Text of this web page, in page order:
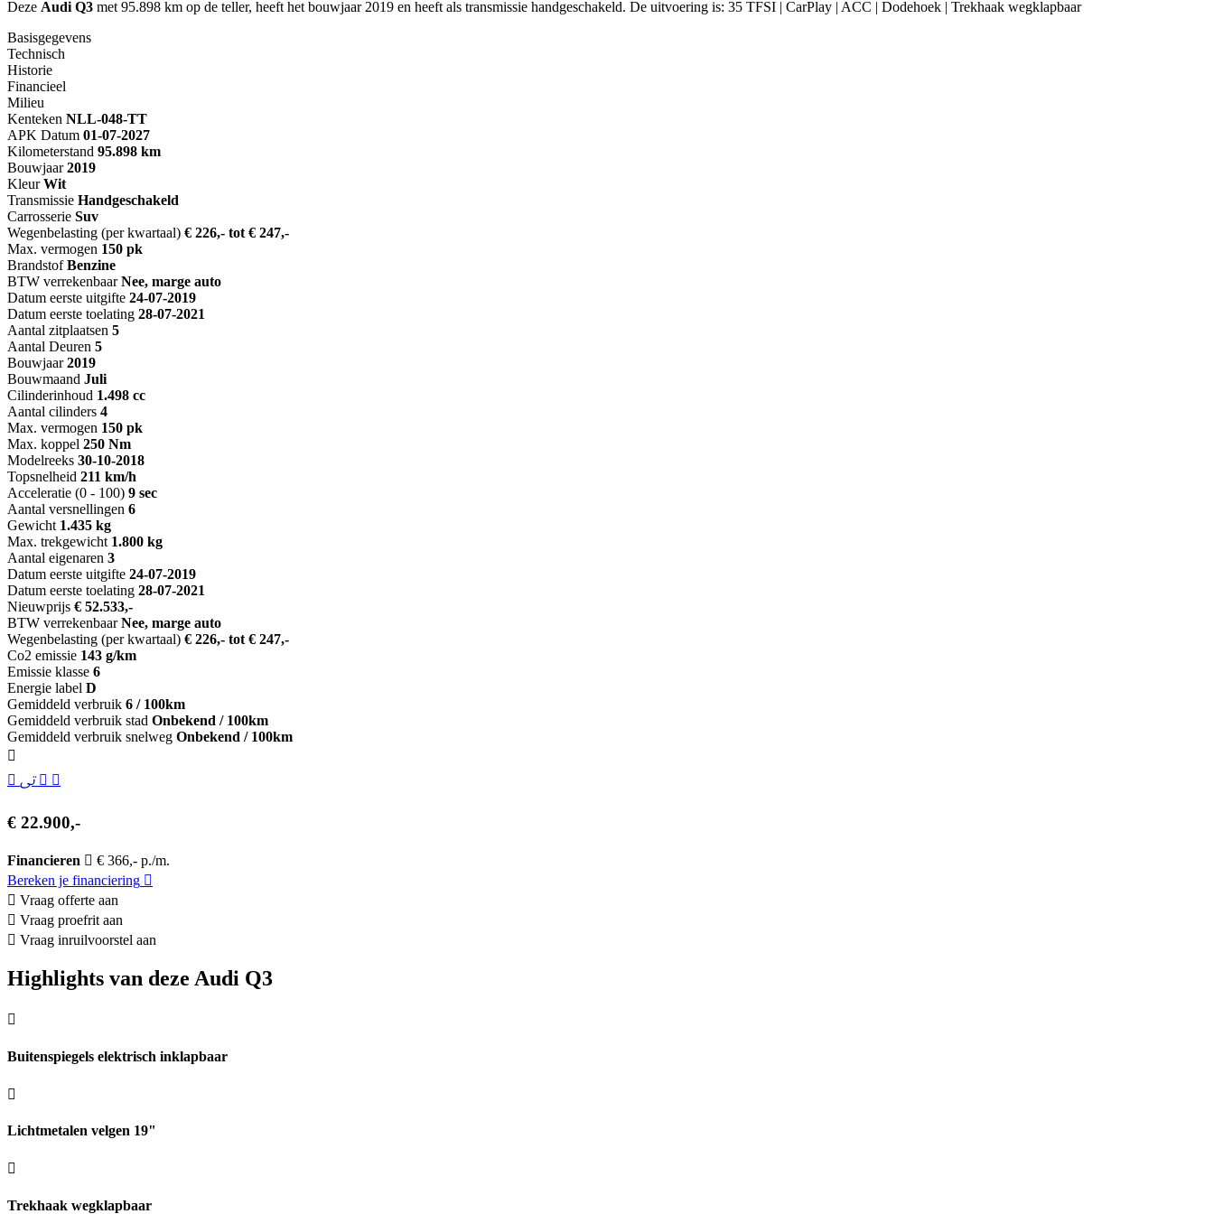
Deze Audi Q3 met 95.898 km op de teller, heeft het bouwjaar 2019 en heeft als transmissie handgeschakeld. De uitvoering is: 35 TFSI | CarPlay | ACC | Dodehoek | Trekhaak wegklapbaar
Basisgegevens
Technisch
Historie
Financieel
Milieu
Kenteken NLL-048-TT
APK Datum 01-07-2027
Kilometerstand 95.898 km
Bouwjaar 2019
Kleur Wit
Transmissie Handgeschakeld
Carrosserie Suv
Wegenbelasting (per kwartaal) € 226,- tot € 247,-
Max. vermogen 150 pk
Brandstof Benzine
BTW verrekenbaar Nee, marge auto
Datum eerste uitgifte 24-07-2019
Datum eerste toelating 28-07-2021
Aantal zitplaatsen 5
Aantal Deuren 5
Bouwjaar 2019
Bouwmaand Juli
Cilinderinhoud 1.498 cc
Aantal cilinders 4
Max. vermogen 150 pk
Max. koppel 250 Nm
Modelreeks 30-10-2018
Topsnelheid 211 km/h
Acceleratie (0 - 100) 9 sec
Aantal versnellingen 6
Gewicht 1.435 kg
Max. trekgewicht 1.800 kg
Aantal eigenaren 3
Datum eerste uitgifte 24-07-2019
Datum eerste toelating 28-07-2021
Nieuwprijs € 52.533,-
BTW verrekenbaar Nee, marge auto
Wegenbelasting (per kwartaal) € 226,- tot € 247,-
Co2 emissie 143 g/km
Emissie klasse 6
Energie label D
Gemiddeld verbruik 6 / 100km
Gemiddeld verbruik stad Onbekend / 100km
Gemiddeld verbruik snelweg Onbekend / 100km
€ 22.900,-
Financieren
€ 366,- p./m.
Bereken je financiering
Vraag offerte aan
Vraag proefrit aan
Vraag inruilvoorstel aan
Highlights van deze Audi Q3
Buitenspiegels elektrisch inklapbaar
Lichtmetalen velgen 19"
Trekhaak wegklapbaar